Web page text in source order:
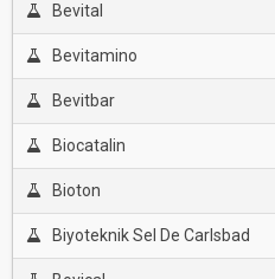
Bevital
Bevitamino
Bevitbar
Biocatalin
Bioton
Biyoteknik Sel De Carlsbad